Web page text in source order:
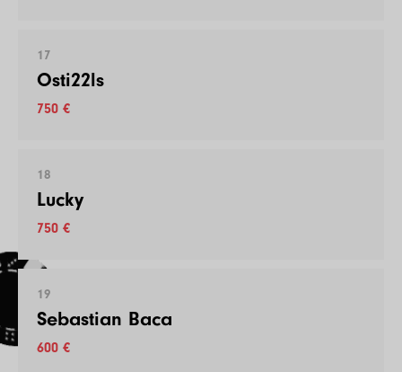
17
Osti22ls
750 €
18
Lucky
750 €
19
Sebastian Baca
600 €